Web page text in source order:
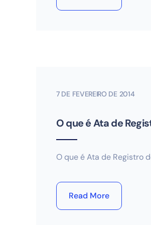
7 DE FEVEREIRO DE 2014
O que é Ata de
O que é Ata de Registro
Read More